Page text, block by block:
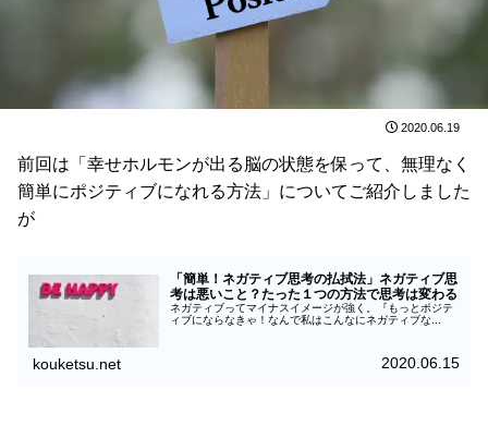
2020.06.19
前回は「幸せホルモンが出る脳の状態を保って、無理なく
簡単にポジティブになれる方法」についてご紹介しました
が
「簡単！ネガティブ思考の払拭法」ネガティブ思
考は悪いこと？たった１つの方法で思考は変わる
ネガティブってマイナスイメージが強く。『もっとポジテ
ィブにならなきゃ！なんで私はこんなにネガティブな...
kouketsu.net 2020.06.15